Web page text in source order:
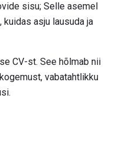
sisu; Selle asemel
asju lausuda ja
CV-st. See hõlmab nii
vabatahtlikku